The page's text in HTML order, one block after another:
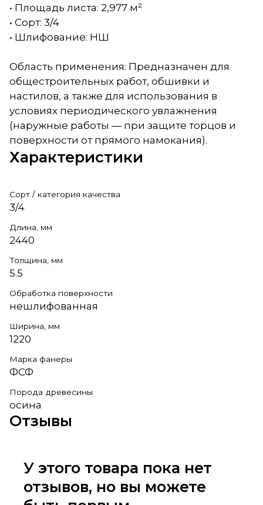
• Площадь листа: 2,977 м²
• Сорт: 3/4
• Шлифование: НШ
Область применения: Предназначен для
общестроительных работ, обшивки и
настилов, а также для использования в
условиях периодического увлажнения
(наружные работы — при защите торцов и
поверхности от прямого намокания).
Характеристики
Сорт / категория качества
3/4
Длина, мм
2440
Толщина, мм
5.5
Обработка поверхности
нешлифованная
Ширина, мм
1220
Марка фанеры
ФСФ
Порода древесины
осина
Отзывы
У этого товара пока нет
отзывов, но вы можете